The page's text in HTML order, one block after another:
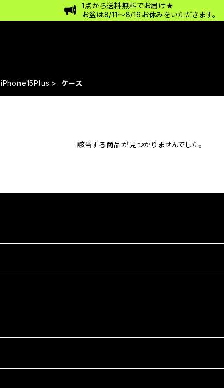
1点から送料無料でお届け★
お盆は8/11〜8/16お休みをいただきます。
iPhone15Plus ケース
該当する商品が見つかりませんでした。